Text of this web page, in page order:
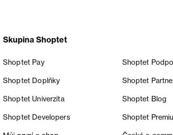
Skupina Shoptet
Shoptet Pay Shoptet
Shoptet Doplňky Shoptet
Shoptet Univerzita Shoptet Blog
Shoptet Developers Shoptet